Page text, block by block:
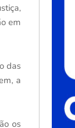
em
das
a
os